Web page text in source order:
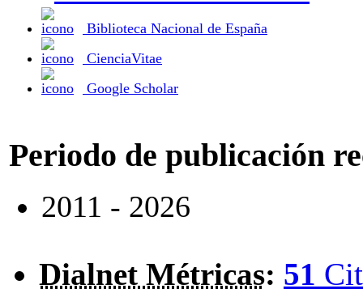
Biblioteca Nacional de España
CienciaVitae
Google Scholar
Periodo de publicación
2011 - 2026
Dialnet Métricas: 51